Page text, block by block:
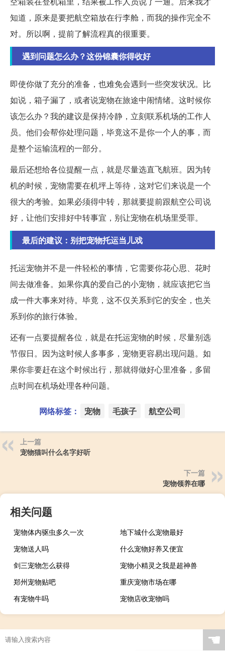
知道，原来是要把航空箱放在行李舱，而我的操作完全不
对。所以啊，提前了解流程真的很重要。
遇到问题怎么办？这份锦囊你得收好
即使你做了充分的准备，也难免会遇到一些突发状况。比
如说，箱子漏了，或者说宠物在旅途中闹情绪。这时候你
该怎么办？我的建议是保持冷静，立刻联系机场的工作人
员。他们会帮你处理问题，毕竟这不是你一个人的事，而
是整个运输流程的一部分。
最后还想给各位提醒一点，就是尽量选直飞航班。因为转
机的时候，宠物需要在机坪上等待，这对它们来说是一个
很大的考验。如果必须得中转，那就要提前跟航空公司说
好，让他们安排好中转事宜，别让宠物在机场里受罪。
最后的建议：别把宠物托运当儿戏
托运宠物并不是一件轻松的事情，它需要你花心思、花时
间去做准备。如果你真的爱自己的小宠物，就应该把它当
成一件大事来对待。毕竟，这不仅关系到它的安全，也关
系到你的旅行体验。
还有一点要提醒各位，就是在托运宠物的时候，尽量别选
节假日。因为这时候人多事多，宠物更容易出现问题。如
果你非要赶在这个时候出行，那就得做好心里准备，多留
点时间在机场处理各种问题。
网络标签： 宠物 毛孩子 航空公司
上一篇
宠物猫叫什么名字好听
下一篇
宠物领养在哪
相关问题
宠物体内驱虫多久一次
地下城什么宠物最好
宠物送人吗
什么宠物好养又便宜
剑三宠物怎么获得
宠物小精灵之我是超神兽
郑州宠物贴吧
重庆宠物市场在哪
有宠物牛吗
宠物店收宠物吗
☚